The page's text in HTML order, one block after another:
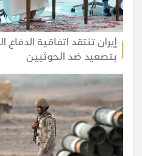
إيران تنتقد اتفاقية الدفاع
بتصعيد ضد الحوثيين